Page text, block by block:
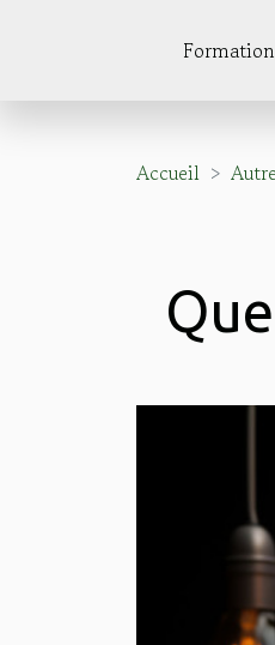
Formation
Accueil Autre